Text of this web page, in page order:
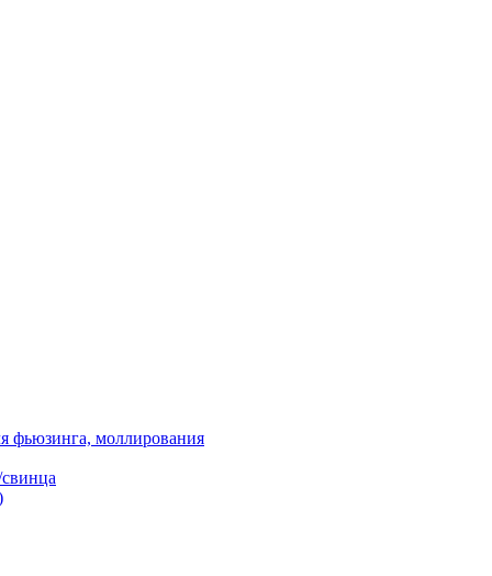
фьюзинга, моллирования